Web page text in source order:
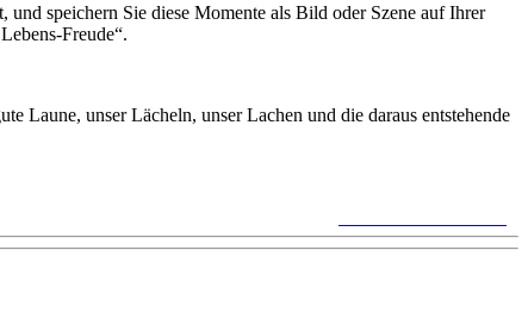
speichern Sie diese Momente als Bild oder Szene auf Ihrer
Freude“.
Laune, unser Lächeln, unser Lachen und die daraus entstehende